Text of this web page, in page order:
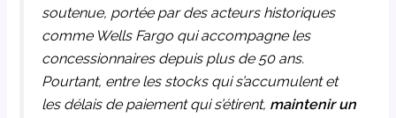
soutenue, portée par des acteurs historiques
comme Wells Fargo qui accompagne les
concessionnaires depuis plus de 50 ans.
Pourtant, entre les stocks qui s’accumulent et
les délais de paiement qui s’étirent, maintenir un